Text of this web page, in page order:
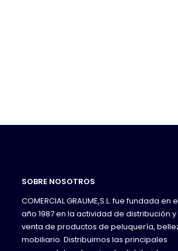
SOBRE NOSOTROS
COMERCIAL GRAUME,S.L. fue fundada en
año 1987 en la actividad de distribución y
venta de productos de peluquería,
mobiliario. Distribuimos las principales